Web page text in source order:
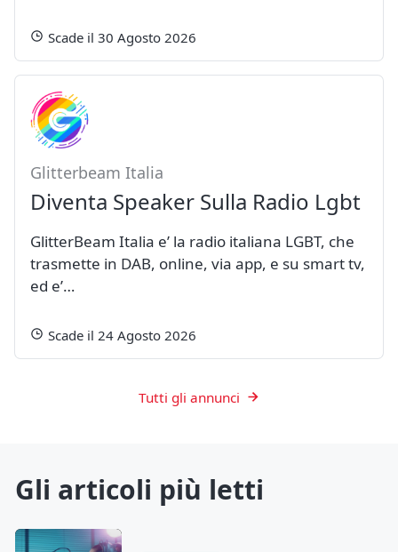
Scade il 30 Agosto 2026
Glitterbeam Italia
Diventa Speaker Sulla Radio Lgbt
GlitterBeam Italia e’ la radio italiana LGBT, che
trasmette in DAB, online, via app, e su smart tv,
ed e’…
Scade il 24 Agosto 2026
Tutti gli annunci
Gli articoli più letti